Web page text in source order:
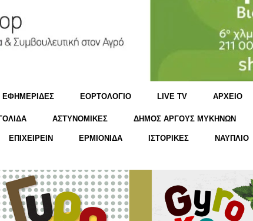
ΕΦΗΜΕΡΙΔΕΣ ΕΟΡΤΟΛΟΓΙΟ LIVE TV ΑΡΧΕΙΟ
ΑΣΤΥΝΟΜΙΚΕΣ ΔΗΜΟΣ ΑΡΓΟΥΣ ΜΥΚΗΝΩΝ
ΕΠΙΧΕΙΡΕΙΝ ΕΡΜΙΟΝΙΔΑ ΙΣΤΟΡΙΚΕΣ ΝΑΥΠΛΙΟ